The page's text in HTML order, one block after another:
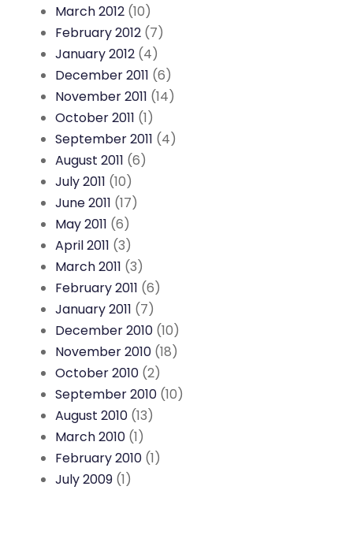
March 2012 (10)
February 2012 (7)
January 2012 (4)
December 2011 (6)
November 2011 (14)
October 2011 (1)
September 2011 (4)
August 2011 (6)
July 2011 (10)
June 2011 (17)
May 2011 (6)
April 2011 (3)
March 2011 (3)
February 2011 (6)
January 2011 (7)
December 2010 (10)
November 2010 (18)
October 2010 (2)
September 2010 (10)
August 2010 (13)
March 2010 (1)
February 2010 (1)
July 2009 (1)